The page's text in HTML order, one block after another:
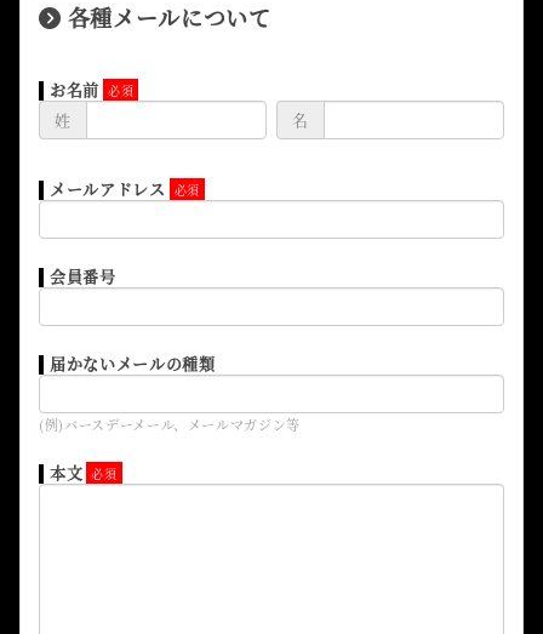
各種メールについて
お名前
姓
名
メールアドレス
会員番号
届かないメールの種類
(例)バースデーメール、メールマガジン等
本文